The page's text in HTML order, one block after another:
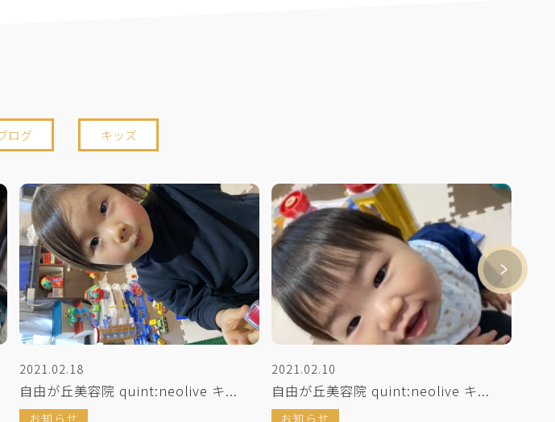
ログ キッズ
2021.02.18
自由が丘美容院 quint:neolive キ...
お知らせ
2021.02.10
自由が丘美容院 quint:neolive キ...
お知らせ